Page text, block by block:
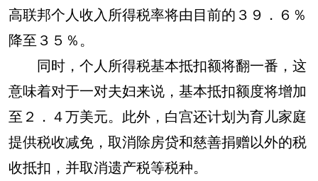
高联邦个人收入所得税率将由目前的３９．６％
降至３５％。
同时，个人所得税基本抵扣额将翻一番，这
意味着对于一对夫妇来说，基本抵扣额度将增加
至２．４万美元。此外，白宫还计划为育儿家庭
提供税收减免，取消除房贷和慈善捐赠以外的税
收抵扣，并取消遗产税等税种。